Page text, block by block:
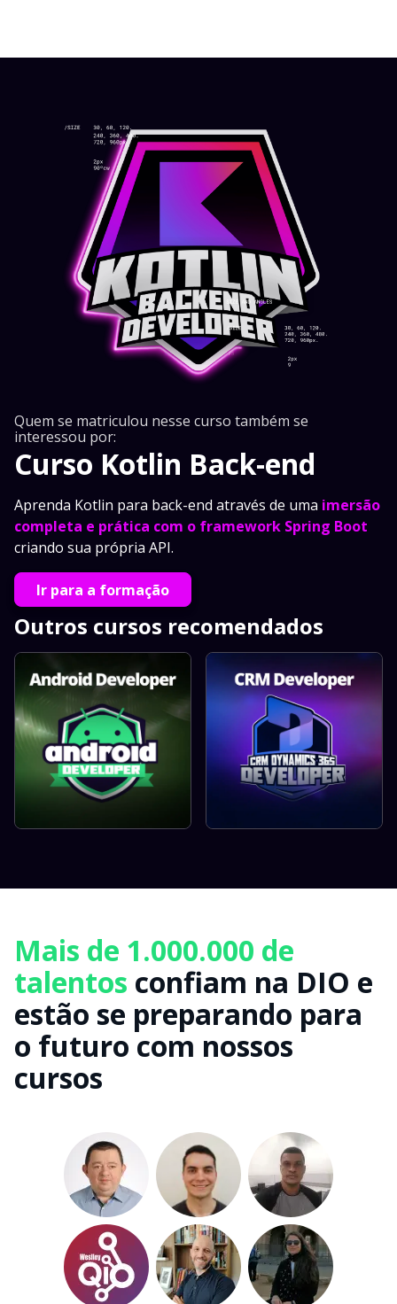
Quem se matriculou nesse curso também se
interessou por:
Curso Kotlin Back-end
Aprenda Kotlin para back-end através de uma imersão
completa e prática com o framework Spring Boot
criando sua própria API.
Ir para a formação
Outros cursos recomendados
Mais de 1.000.000 de
talentos confiam na DIO e
estão se preparando para
o futuro com nossos
cursos